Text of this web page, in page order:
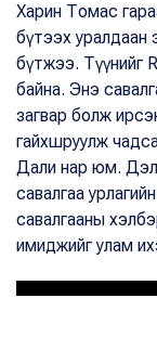
Харин Томас
бүтээх уралдаан
бүтжээ. Түүнийг
байна. Энэ
загвар болж
гайхшруулж
Дали нар юм.
савалгаа
савалгааны
имиджийг улам